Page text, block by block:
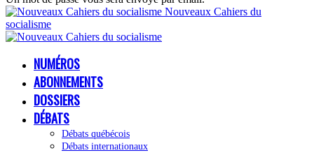
Nouveaux Cahiers du
socialisme
NUMÉROS
ABONNEMENTS
DOSSIERS
DÉBATS
Débats québécois
Débats internationaux